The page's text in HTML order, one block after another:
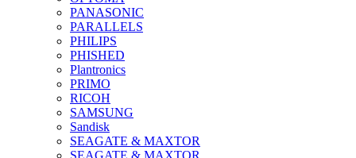
PANASONIC
PARALLELS
PHILIPS
PHISHED
Plantronics
PRIMO
RICOH
SAMSUNG
Sandisk
SEAGATE & MAXTOR
SEAGATE & MAXTOR